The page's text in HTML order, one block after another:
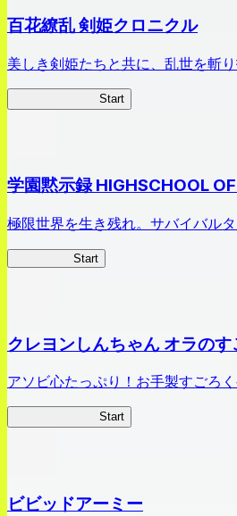
百花繚乱 剣姫クロニクル
美しき剣姫たちと共に、乱世を斬
Start
学園黙示録 HIGHSCHOOL
極限世界を生き残れ。サバイバル
Start
クレヨンしんちゃん オラの
アソビ心たっぷり！お手製すごろ
Start
ビビッドアーミー